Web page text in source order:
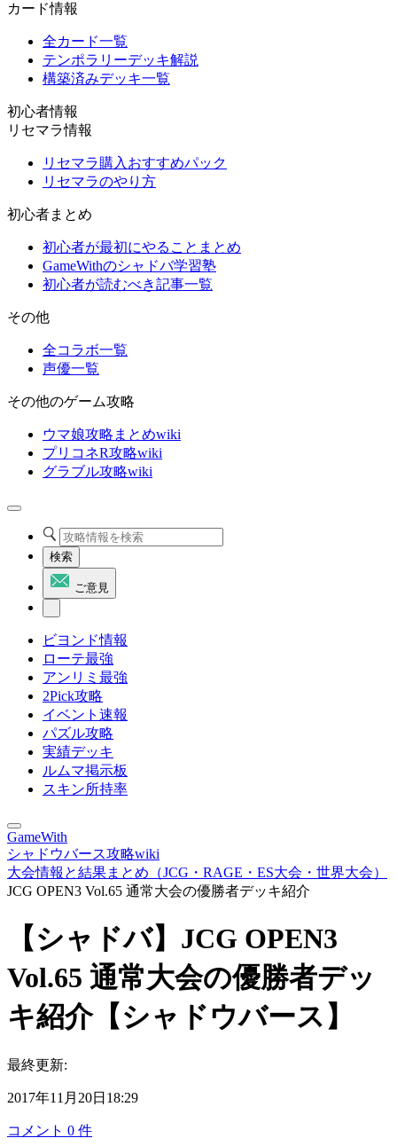
カード情報
全カード一覧
テンポラリーデッキ解説
構築済みデッキ一覧
初心者情報
リセマラ情報
リセマラ購入おすすめパック
リセマラのやり方
初心者まとめ
初心者が最初にやることまとめ
GameWithのシャドバ学習塾
初心者が読むべき記事一覧
その他
全コラボ一覧
声優一覧
その他のゲーム攻略
ウマ娘攻略まとめwiki
プリコネR攻略wiki
グラブル攻略wiki
検索
ご意見
ビヨンド情報
ローテ最強
アンリミ最強
2Pick攻略
イベント速報
パズル攻略
実績デッキ
ルムマ掲示板
スキン所持率
GameWith
シャドウバース攻略wiki
大会情報と結果まとめ（JCG・RAGE・ES大会・世界大会）
JCG OPEN3 Vol.65 通常大会の優勝者デッキ紹介
【シャドバ】JCG OPEN3
Vol.65 通常大会の優勝者デッ
キ紹介【シャドウバース】
最終更新:
2017年11月20日18:29
コメント 0 件